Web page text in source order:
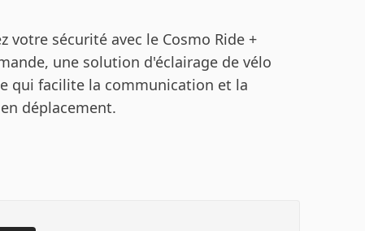
votre sécurité avec le Cosmo Ride +
une solution d'éclairage de vélo
qui facilite la communication et la
déplacement.